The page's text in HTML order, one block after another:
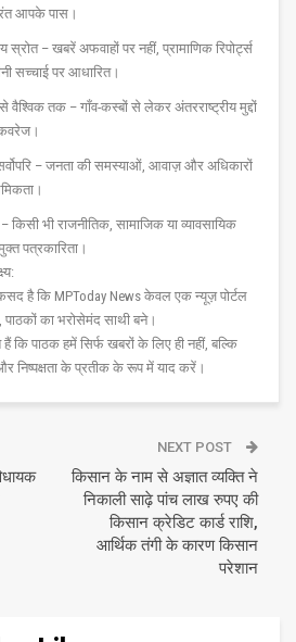
आपके पास।
स्रोत – खबरें अफवाहों पर नहीं, प्रामाणिक रिपोर्ट्स
सच्चाई पर आधारित।
वैश्विक तक – गाँव-कस्बों से लेकर अंतरराष्ट्रीय मुद्दों
– जनता की समस्याओं, आवाज़ और अधिकारों
– किसी भी राजनीतिक, सामाजिक या व्यावसायिक
पत्रकारिता।
है कि MPToday News केवल एक न्यूज़ पोर्टल
का भरोसेमंद साथी बने।
हैं कि पाठक हमें सिर्फ खबरों के लिए ही नहीं, बल्कि
निष्पक्षता के प्रतीक के रूप में याद करें।
NEXT POST
किसान के नाम से अज्ञात व्यक्ति ने
निकाली साढ़े पांच लाख रुपए की
किसान क्रेडिट कार्ड राशि,
आर्थिक तंगी के कारण किसान
परेशान